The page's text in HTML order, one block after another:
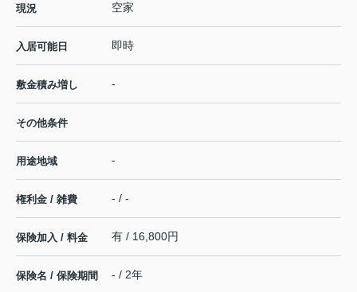
現況 空家
入居可能日 即時
敷金積み増し -
その他条件
用途地域 -
権利金 / 雑費 - / -
保険加入 / 料金 有 / 16,800円
保険名 / 保険期間 - / 2年